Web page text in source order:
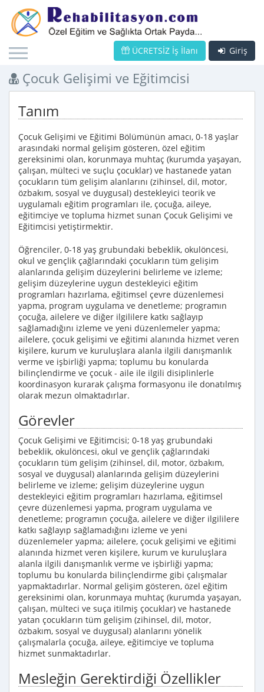
Giriş
ÜCRETSİZ İş İlanı
Çocuk Gelişimi ve Eğitimcisi
Tanım
Çocuk Gelişimi ve Eğitimi Bölümünün amacı, 0-18 yaşlar
arasındaki normal gelişim gösteren, özel eğitim
gereksinimi olan, korunmaya muhtaç (kurumda yaşayan,
çalışan, mülteci ve suçlu çocuklar) ve hastanede yatan
çocukların tüm gelişim alanlarını (zihinsel, dil, motor,
özbakım, sosyal ve duygusal) destekleyici teorik ve
uygulamalı eğitim programları ile, çocuğa, aileye,
eğitimciye ve topluma hizmet sunan Çocuk Gelişimi ve
Eğitimcisi yetiştirmektir.
Öğrenciler, 0-18 yaş grubundaki bebeklik, okulöncesi,
okul ve gençlik çağlarındaki çocukların tüm gelişim
alanlarında gelişim düzeylerini belirleme ve izleme;
gelişim düzeylerine uygun destekleyici eğitim
programları hazırlama, eğitimsel çevre düzenlemesi
yapma, program uygulama ve denetleme; programın
çocuğa, ailelere ve diğer ilgililere katkı sağlayıp
sağlamadığını izleme ve yeni düzenlemeler yapma;
ailelere, çocuk gelişimi ve eğitimi alanında hizmet veren
kişilere, kurum ve kuruluşlara alanla ilgili danışmanlık
verme ve işbirliği yapma; toplumu bu konularda
bilinçlendirme ve çocuk - aile ile ilgili disiplinlerle
koordinasyon kurarak çalışma formasyonu ile donatılmış
olarak mezun olmaktadırlar.
Görevler
Çocuk Gelişimi ve Eğitimcisi; 0-18 yaş grubundaki
bebeklik, okulöncesi, okul ve gençlik çağlarındaki
çocukların tüm gelişim (zihinsel, dil, motor, özbakım,
sosyal ve duygusal) alanlarında gelişim düzeylerini
belirleme ve izleme; gelişim düzeylerine uygun
destekleyici eğitim programları hazırlama, eğitimsel
çevre düzenlemesi yapma, program uygulama ve
denetleme; programın çocuğa, ailelere ve diğer ilgililere
katkı sağlayıp sağlamadığını izleme ve yeni
düzenlemeler yapma; ailelere, çocuk gelişimi ve eğitimi
alanında hizmet veren kişilere, kurum ve kuruluşlara
alanla ilgili danışmanlık verme ve işbirliği yapma;
toplumu bu konularda bilinçlendirme gibi çalışmalar
yapmaktadırlar. Normal gelişim gösteren, özel eğitim
gereksinimi olan, korunmaya muhtaç (kurumda yaşayan,
çalışan, mülteci ve suça itilmiş çocuklar) ve hastanede
yatan çocukların tüm gelişim (zihinsel, dil, motor,
özbakım, sosyal ve duygusal) alanlarını yönelik
çalışmalarla çocuğa, aileye, eğitimciye ve topluma
hizmet sunmaktadırlar.
Mesleğin Gerektirdiği Özellikler